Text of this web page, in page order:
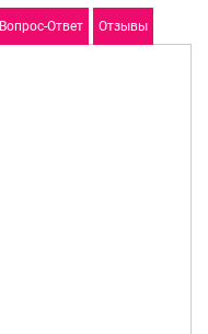
Вопрос-Ответ Отзывы